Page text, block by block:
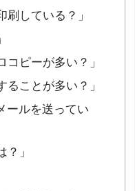
刷している？」
コピーが多い？」
ることが多い？」
ールを送ってい
？」